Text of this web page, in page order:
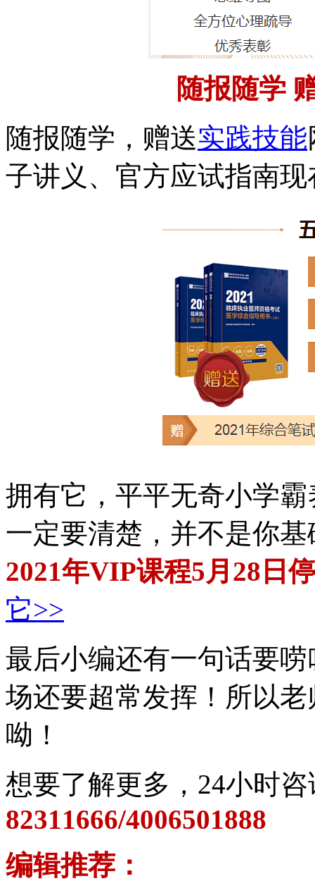
随报随学
随报随学，赠送实践技能
子讲义、官方应试指南
拥有它，平平无奇小学
一定要清楚，并不是你
2021年VIP课程5月28日
它>>
最后小编还有一句话要
场还要超常发挥！所以
呦！
想要了解更多，24小时
82311666/4006501888
编辑推荐：